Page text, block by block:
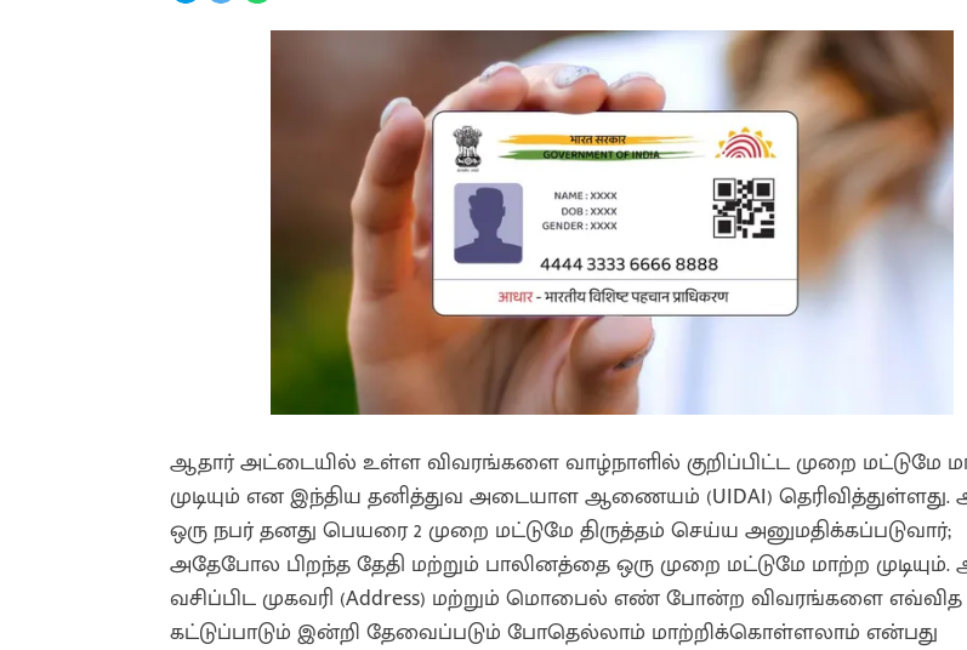
ஆதார் அட்டையில் உள்ள விவரங்களை வாழ்நாளில் குறிப்பிட்ட முறை மட்டுமே
முடியும் என இந்திய தனித்துவ அடையாள ஆணையம் (UIDAI) தெரிவித்துள்ளது.
ஒரு நபர் தனது பெயரை 2 முறை மட்டுமே திருத்தம் செய்ய அனுமதிக்கப்படுவார்;
அதேபோல பிறந்த தேதி மற்றும் பாலினத்தை ஒரு முறை மட்டுமே மாற்ற
வசிப்பிட முகவரி (Address) மற்றும் மொபைல் எண் போன்ற விவரங்களை எவ்வித
கட்டுப்பாடும் இன்றி தேவைப்படும் போதெல்லாம் மாற்றிக்கொள்ளலாம் என்பது